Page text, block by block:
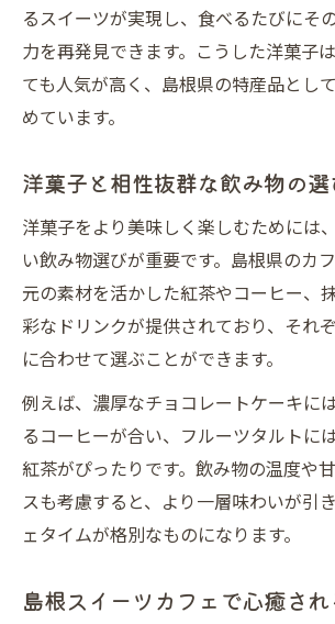
お土産にも最適な洋菓子の選
カフェ時間を彩る洋菓子の楽
人気洋菓子店で味わう至福の
季節限定スイーツとドリンクの楽
季節限定ドリンクと洋菓子
旬の素材を使った洋菓子の選
期間限定スイーツで感じる季
洋菓子と飲み物で味わう四
るスイーツが実現し、食べるたびにそ
力を再発見できます。こうした洋菓子
ても人気が高く、島根県の特産品とし
めています。
洋菓子と相性抜群な飲み物の
洋菓子をより美味しく楽しむためには
い飲み物選びが重要です。島根県のカ
元の素材を活かした紅茶やコーヒー、
彩なドリンクが提供されており、それ
に合わせて選ぶことができます。
例えば、濃厚なチョコレートケーキに
るコーヒーが合い、フルーツタルトに
紅茶がぴったりです。飲み物の温度や
スも考慮すると、より一層味わいが引
ェタイムが格別なものになります。
島根スイーツカフェで心癒さ